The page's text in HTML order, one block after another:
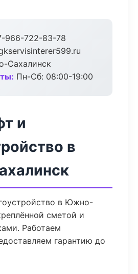
966-722-83-78
Сахалинск
Пн-Сб: 08:00-19:00
и
в
в Южно-
сметой и
Работаем
гарантию до